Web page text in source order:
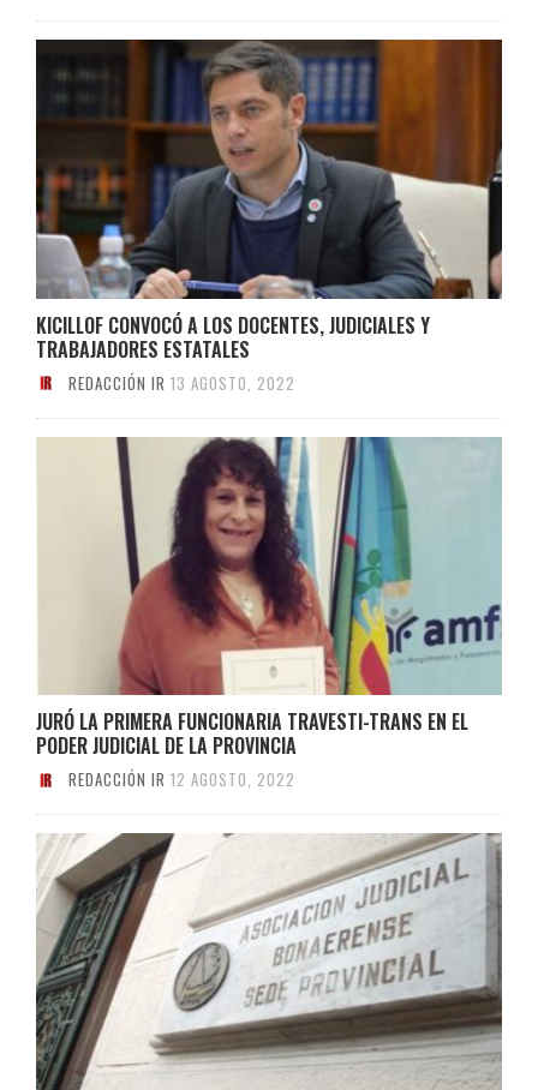
KICILLOF CONVOCÓ A LOS DOCENTES, JUDICIALES Y
TRABAJADORES ESTATALES
REDACCIÓN IR 13 AGOSTO, 2022
JURÓ LA PRIMERA FUNCIONARIA TRAVESTI-TRANS EN EL
PODER JUDICIAL DE LA PROVINCIA
REDACCIÓN IR 12 AGOSTO, 2022